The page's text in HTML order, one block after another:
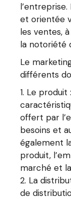
et orientée
les ventes,
la notoriété
Le
différents
Le produit
offert par
besoins et
également
produit,
marché et
La
de